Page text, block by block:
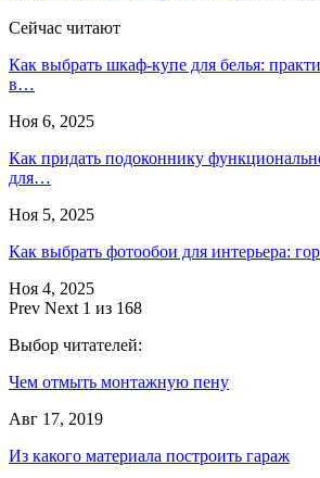
Сейчас читают
Как выбрать шкаф-купе для белья:
в…
Ноя 6, 2025
Как придать подоконнику
для…
Ноя 5, 2025
Как выбрать фотообои для интерьера:
Ноя 4, 2025
Prev Next 1 из 168
Выбор читателей:
Чем отмыть монтажную пену
Авг 17, 2019
Из какого материала построить гараж